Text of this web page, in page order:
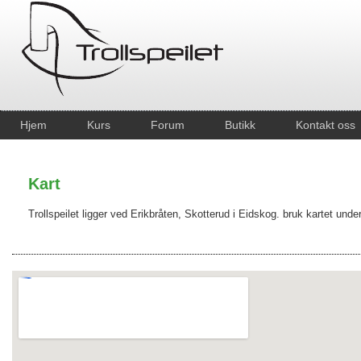
Hjem Kurs Forum Butikk Kontakt oss
Kart
Trollspeilet ligger ved Erikbråten, Skotterud i Eidskog. bruk kartet